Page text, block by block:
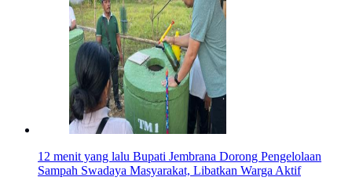
12 menit yang lalu Bupati Jembrana Dorong Pengelolaan
Sampah Swadaya Masyarakat, Libatkan Warga Aktif